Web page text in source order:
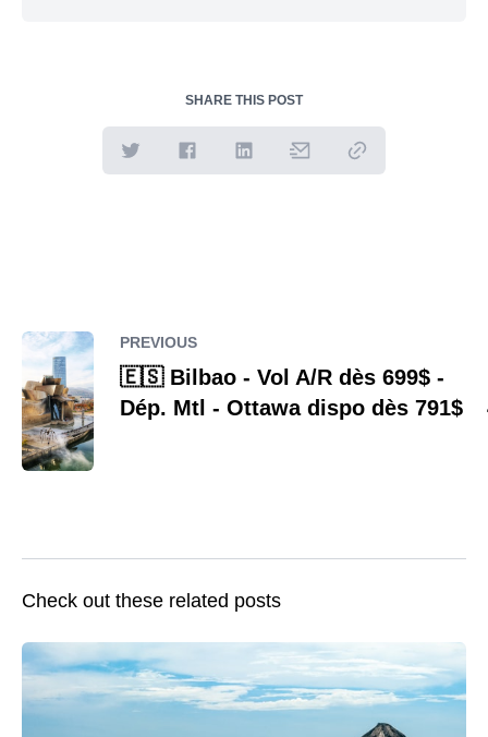
SHARE THIS POST
PREVIOUS
🇪🇸 Bilbao - Vol A/R dès 699$ -
Dép. Mtl - Ottawa dispo dès 791$
Check out these related posts